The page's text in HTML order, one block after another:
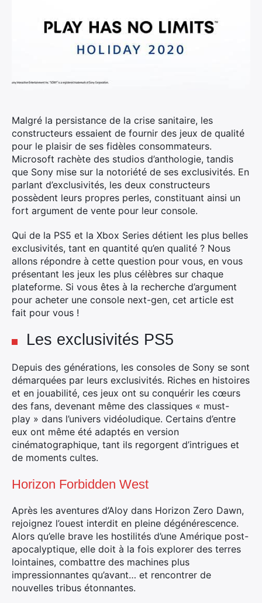
Malgré la persistance de la crise sanitaire, les
constructeurs essaient de fournir des jeux de qualité
pour le plaisir de ses fidèles consommateurs.
Microsoft rachète des studios d’anthologie, tandis
que Sony mise sur la notoriété de ses exclusivités. En
parlant d’exclusivités, les deux constructeurs
possèdent leurs propres perles, constituant ainsi un
fort argument de vente pour leur console.
Qui de la PS5 et la Xbox Series détient les plus belles
exclusivités, tant en quantité qu’en qualité ? Nous
allons répondre à cette question pour vous, en vous
présentant les jeux les plus célèbres sur chaque
plateforme. Si vous êtes à la recherche d’argument
pour acheter une console next-gen, cet article est
fait pour vous !
Les exclusivités PS5
Depuis des générations, les consoles de Sony se sont
démarquées par leurs exclusivités. Riches en histoires
et en jouabilité, ces jeux ont su conquérir les cœurs
des fans, devenant même des classiques « must-
play » dans l’univers vidéoludique. Certains d’entre
eux ont même été adaptés en version
cinématographique, tant ils regorgent d’intrigues et
de moments cultes.
Horizon Forbidden West
Après les aventures d’Aloy dans Horizon Zero Dawn,
rejoignez l’ouest interdit en pleine dégénérescence.
Alors qu’elle brave les hostilités d’une Amérique post-
apocalyptique, elle doit à la fois explorer des terres
lointaines, combattre des machines plus
impressionnantes qu’avant… et rencontrer de
nouvelles tribus étonnantes.